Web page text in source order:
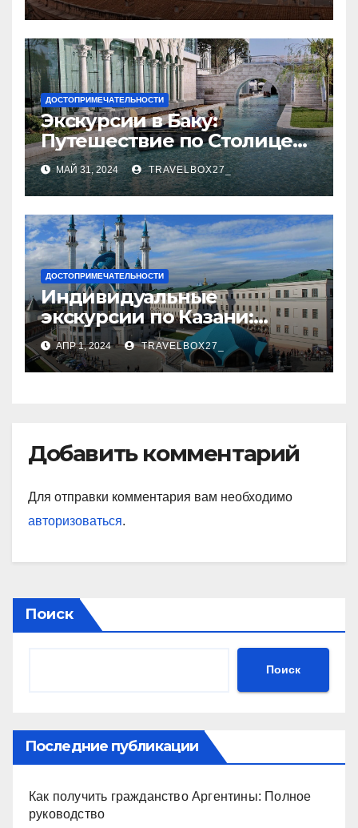
ДОСТОПРИМЕЧАТЕЛЬНОСТИ
Экскурсии в Баку:
Путешествие по Столице
Азербайджана
МАЙ 31, 2024 TRAVELBOX27_
ДОСТОПРИМЕЧАТЕЛЬНОСТИ
Индивидуальные
экскурсии по Казани:
откройте город с новой
стороны
АПР 1, 2024 TRAVELBOX27_
Добавить комментарий
Для отправки комментария вам необходимо
авторизоваться.
Поиск
Поиск
Последние публикации
Как получить гражданство Аргентины: Полное
руководство